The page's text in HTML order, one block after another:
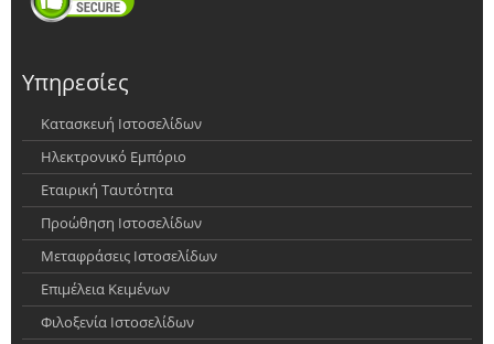
Υπηρεσίες
Κατασκευή Ιστοσελίδων
Ηλεκτρονικό Εμπόριο
Εταιρική Ταυτότητα
Προώθηση Ιστοσελίδων
Μεταφράσεις Ιστοσελίδων
Επιμέλεια Κειμένων
Φιλοξενία Ιστοσελίδων